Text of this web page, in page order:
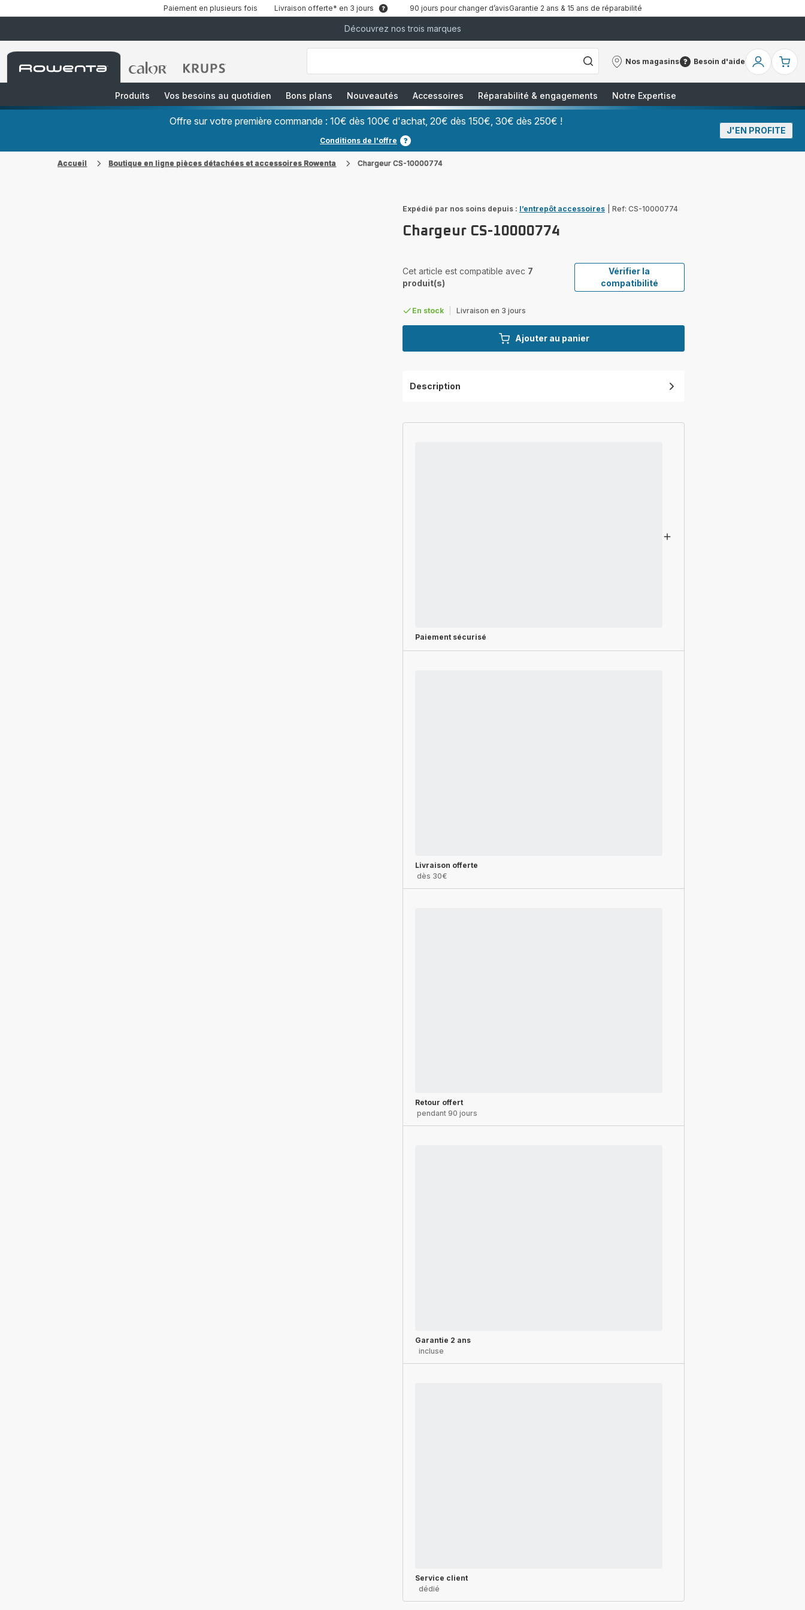
Paiement en plusieurs fois Livraison offerte* en 3 jours 90 jours pour changer d’avisGarantie 2 ans & 15 ans de réparabilité
Découvrez nos trois marques
Accueil
Rowenta
Accueil
Accueil
["Que
recherchez-
Café
Grains","Centrales
Vapeurs","Sèche
Nos magasins
Nos
Besoin d'aide
Besoin
Mon
Produits
Vos besoins au quotidien Bons plans Nouveautés Accessoires Réparabilité & engagements Notre Expertise
Offre sur votre première commande : 10€ dès 100€ d'achat, 20€ dès 150€, 30€ dès 250€ !
Conditions de l'offre
J'EN PROFITE
Accueil Boutique en ligne pièces détachées et accessoires Rowenta Chargeur CS-10000774
Expédié par nos soins depuis : l’entrepôt accessoires Ref: CS-10000774
Chargeur CS-10000774
Cet article est compatible avec 7
produit(s)
Vérifier la
compatibilité
En stock Livraison en 3 jours
Ajouter au panier
Description
Paiement sécurisé
Livraison offerte
dès 30€
Retour offert
pendant 90 jours
Garantie 2 ans
incluse
Service client
dédié